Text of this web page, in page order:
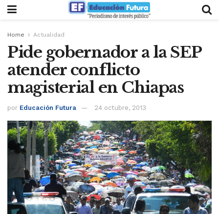
Home Actualidad
Pide gobernador a la SEP
atender conflicto
magisterial en Chiapas
por Educación Futura 24 octubre, 2013